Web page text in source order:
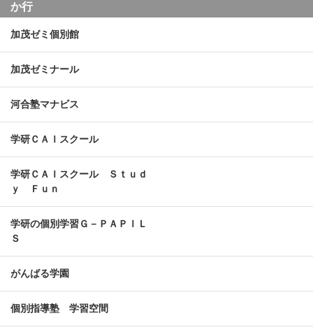
か行
加茂ゼミ個別館
加茂ゼミナール
河合塾マナビス
学研ＣＡＩスクール
学研ＣＡＩスクール Ｓｔｕｄ
ｙ Ｆｕｎ
学研の個別学習Ｇ－ＰＡＰＩＬ
Ｓ
がんばる学園
個別指導塾 学習空間